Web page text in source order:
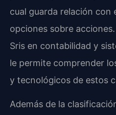
cual guarda relación con
opciones sobre
Sris en contabilidad y
le permite comprender
y tecnológicos de estos
Además de la